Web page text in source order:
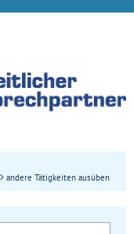
andere Tätigkeiten ausüben